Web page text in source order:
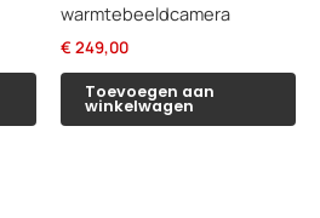
warmtebeeldcamera
€ 249,00
Toevoegen aan
winkelwagen